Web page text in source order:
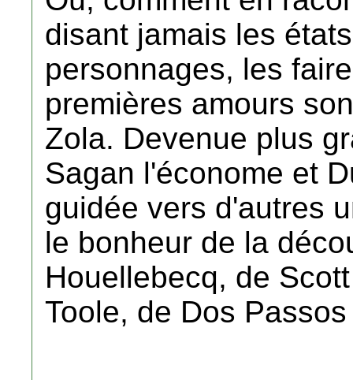
disant jamais les
personnages, les
premières amours
Zola. Devenue plus
Sagan l'économe et
guidée vers d'autres
le bonheur de la
Houellebecq, de
Toole, de Dos